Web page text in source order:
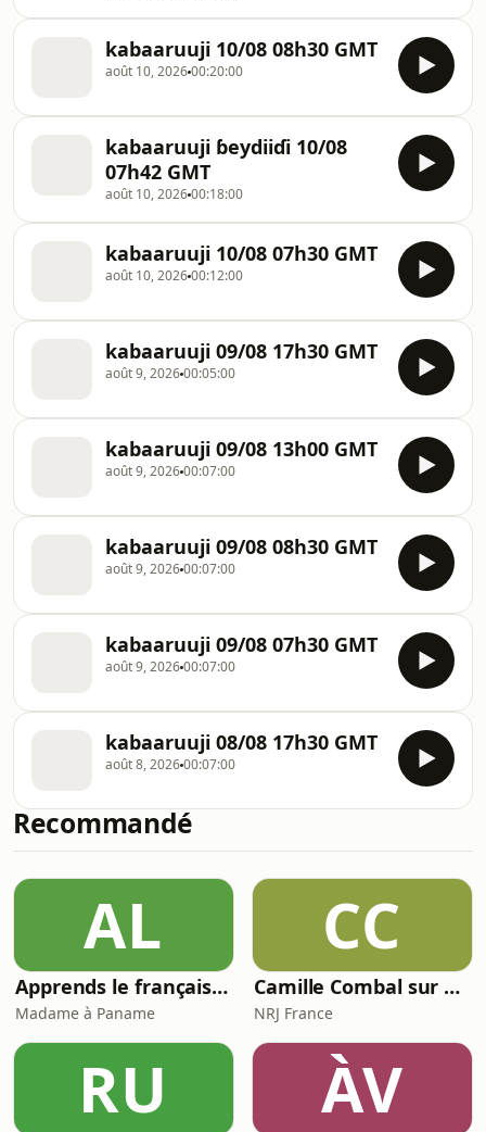
kabaaruuji 10/08 08h30 GMT
août 10, 202600:20:00
kabaaruuji ɓeydiiɗi 10/08
07h42 GMT
août 10, 202600:18:00
kabaaruuji 10/08 07h30 GMT
août 10, 202600:12:00
kabaaruuji 09/08 17h30 GMT
août 9, 202600:05:00
kabaaruuji 09/08 13h00 GMT
août 9, 202600:07:00
kabaaruuji 09/08 08h30 GMT
août 9, 202600:07:00
kabaaruuji 09/08 07h30 GMT
août 9, 202600:07:00
kabaaruuji 08/08 17h30 GMT
août 8, 202600:07:00
Recommandé
AL
Apprends le français avec Madame à Paname (French Podcast)
Madame à Paname
CC
Camille Combal sur NRJ
NRJ France
RU ÀV